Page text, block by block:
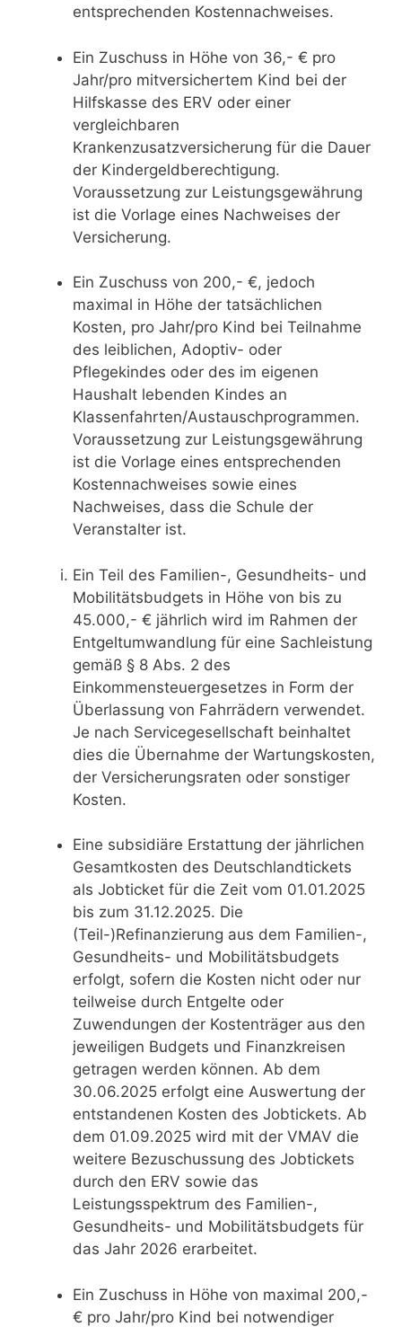
entsprechenden Kostennachweises.
Ein Zuschuss in Höhe von 36,- € pro
Jahr/pro mitversichertem Kind bei der
Hilfskasse des ERV oder einer
vergleichbaren
Krankenzusatzversicherung für die Dauer
der Kindergeldberechtigung.
Voraussetzung zur Leistungsgewährung
ist die Vorlage eines Nachweises der
Versicherung.
Ein Zuschuss von 200,- €, jedoch
maximal in Höhe der tatsächlichen
Kosten, pro Jahr/pro Kind bei Teilnahme
des leiblichen, Adoptiv- oder
Pflegekindes oder des im eigenen
Haushalt lebenden Kindes an
Klassenfahrten/Austauschprogrammen.
Voraussetzung zur Leistungsgewährung
ist die Vorlage eines entsprechenden
Kostennachweises sowie eines
Nachweises, dass die Schule der
Veranstalter ist.
Ein Teil des Familien-, Gesundheits- und
Mobilitätsbudgets in Höhe von bis zu
45.000,- € jährlich wird im Rahmen der
Entgeltumwandlung für eine Sachleistung
gemäß § 8 Abs. 2 des
Einkommensteuergesetzes in Form der
Überlassung von Fahrrädern verwendet.
Je nach Servicegesellschaft beinhaltet
dies die Übernahme der Wartungskosten,
der Versicherungsraten oder sonstiger
Kosten.
Eine subsidiäre Erstattung der jährlichen
Gesamtkosten des Deutschlandtickets
als Jobticket für die Zeit vom 01.01.2025
bis zum 31.12.2025. Die
(Teil-)Refinanzierung aus dem Familien-,
Gesundheits- und Mobilitätsbudgets
erfolgt, sofern die Kosten nicht oder nur
teilweise durch Entgelte oder
Zuwendungen der Kostenträger aus den
jeweiligen Budgets und Finanzkreisen
getragen werden können. Ab dem
30.06.2025 erfolgt eine Auswertung der
entstandenen Kosten des Jobtickets. Ab
dem 01.09.2025 wird mit der VMAV die
weitere Bezuschussung des Jobtickets
durch den ERV sowie das
Leistungsspektrum des Familien-,
Gesundheits- und Mobilitätsbudgets für
das Jahr 2026 erarbeitet.
Ein Zuschuss in Höhe von maximal 200,-
€ pro Jahr/pro Kind bei notwendiger